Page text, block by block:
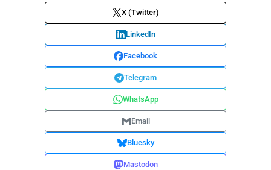
X (Twitter)
LinkedIn
Facebook
Telegram
WhatsApp
Email
Bluesky
Mastodon